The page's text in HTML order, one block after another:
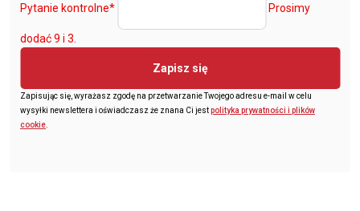
Pytanie kontrolne* Prosimy
dodać 9 i 3.
Zapisz się
Zapisując się, wyrażasz zgodę na przetwarzanie Twojego adresu e-mail w celu
wysyłki newslettera i oświadczasz że znana Ci jestpolityka prywatności i plików
cookie